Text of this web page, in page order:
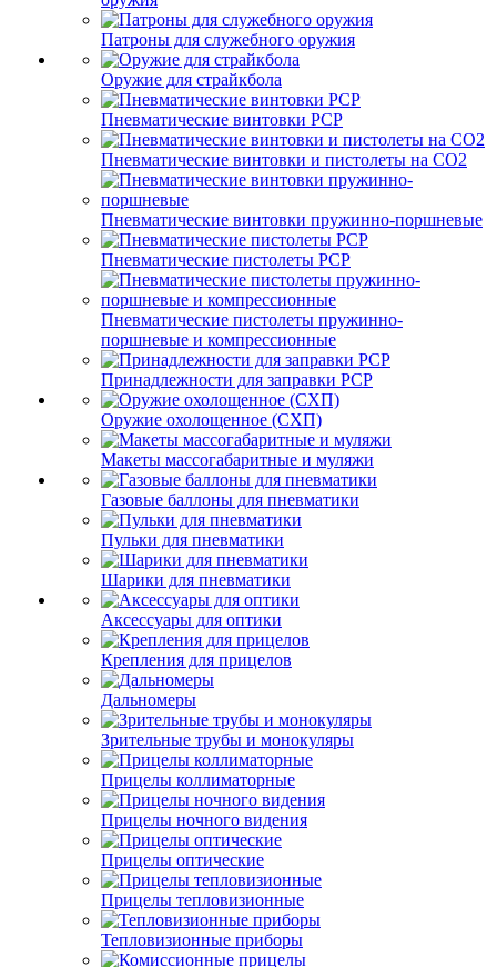
Патроны для служебного оружия
Оружие для страйкбола
Пневматические винтовки PCP
Пневматические винтовки и пистолеты на CO2
Пневматические винтовки пружинно-поршневые
Пневматические пистолеты PCP
Пневматические пистолеты пружинно-
поршневые и компрессионные
Принадлежности для заправки PCP
Оружие охолощенное (СХП)
Макеты массогабаритные и муляжи
Газовые баллоны для пневматики
Пульки для пневматики
Шарики для пневматики
Аксессуары для оптики
Крепления для прицелов
Дальномеры
Зрительные трубы и монокуляры
Прицелы коллиматорные
Прицелы ночного видения
Прицелы оптические
Прицелы тепловизионные
Тепловизионные приборы